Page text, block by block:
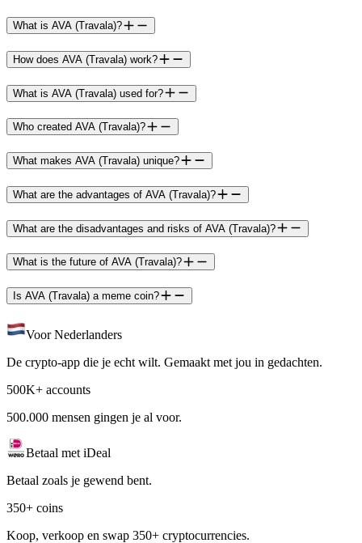
What is AVA (Travala)?
How does AVA (Travala) work?
What is AVA (Travala) used for?
Who created AVA (Travala)?
What makes AVA (Travala) unique?
What are the advantages of AVA (Travala)?
What are the disadvantages and risks of AVA (Travala)?
What is the future of AVA (Travala)?
Is AVA (Travala) a meme coin?
Voor Nederlanders
De crypto-app die je echt wilt. Gemaakt met jou in gedachten.
500K+ accounts
500.000 mensen gingen je al voor.
Betaal met iDeal
Betaal zoals je gewend bent.
350+ coins
Koop, verkoop en swap 350+ cryptocurrencies.